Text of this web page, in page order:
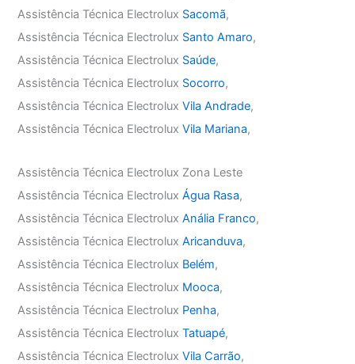
Assistência Técnica Electrolux Sacomã,
Assistência Técnica Electrolux Santo Amaro,
Assistência Técnica Electrolux Saúde,
Assistência Técnica Electrolux Socorro,
Assistência Técnica ElectroluxVila Andrade,
Assistência Técnica ElectroluxVila Mariana,
Assistência Técnica Electrolux Zona Leste
Assistência Técnica ElectroluxÁgua Rasa,
Assistência Técnica ElectroluxAnália Franco,
Assistência Técnica ElectroluxAricanduva,
Assistência Técnica Electrolux Belém,
Assistência Técnica Electrolux Mooca,
Assistência Técnica Electrolux Penha,
Assistência Técnica ElectroluxTatuapé,
Assistência Técnica ElectroluxVila Carrão,